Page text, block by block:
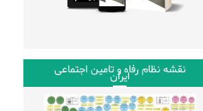
نقشه نظام رفاه و تامین اجتماعی
ایران